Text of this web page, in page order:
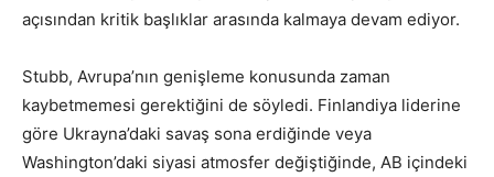
açısından kritik başlıklar arasında kalmaya devam ediyor.
Stubb, Avrupa’nın genişleme konusunda zaman
kaybetmemesi gerektiğini de söyledi. Finlandiya liderine
göre Ukrayna’daki savaş sona erdiğinde veya
Washington’daki siyasi atmosfer değiştiğinde, AB içindeki